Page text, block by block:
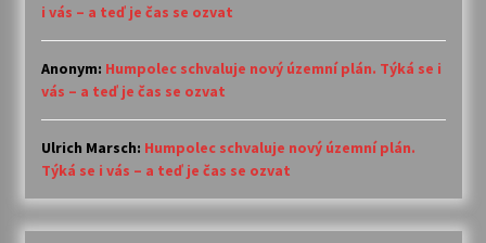
i vás – a teď je čas se ozvat
Anonym: Humpolec schvaluje nový územní plán. Týká se i
vás – a teď je čas se ozvat
Ulrich Marsch: Humpolec schvaluje nový územní plán.
Týká se i vás – a teď je čas se ozvat